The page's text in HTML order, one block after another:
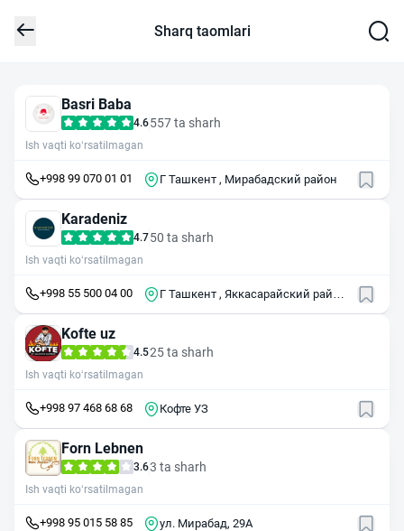
Sharq taomlari
Basri Baba
4.6557 ta sharh
Ish vaqti ko‘rsatilmagan
+998 99 070 01 01 Г Ташкент , Мирабадский район
Karadeniz
4.750 ta sharh
Ish vaqti ko‘rsatilmagan
+998 55 500 04 00
Г Ташкент , Яккасарайский район
Kofte uz
4.525 ta sharh
Ish vaqti ko‘rsatilmagan
+998 97 468 68 68 Кофте УЗ
Forn Lebnen
3.63 ta sharh
Ish vaqti ko‘rsatilmagan
+998 95 015 58 85 ул. Мирабад, 29А